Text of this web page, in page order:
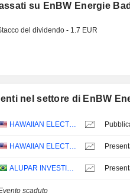
su EnBW Energie
del dividendo - 1.7 EUR
nel settore di EnBW
HAWAIIAN ELECTRIC INDUSTRIES, INC.
HAWAIIAN ELECTRIC INDUSTRIES, INC.
ALUPAR INVESTIMENTO S.A.
scaduto